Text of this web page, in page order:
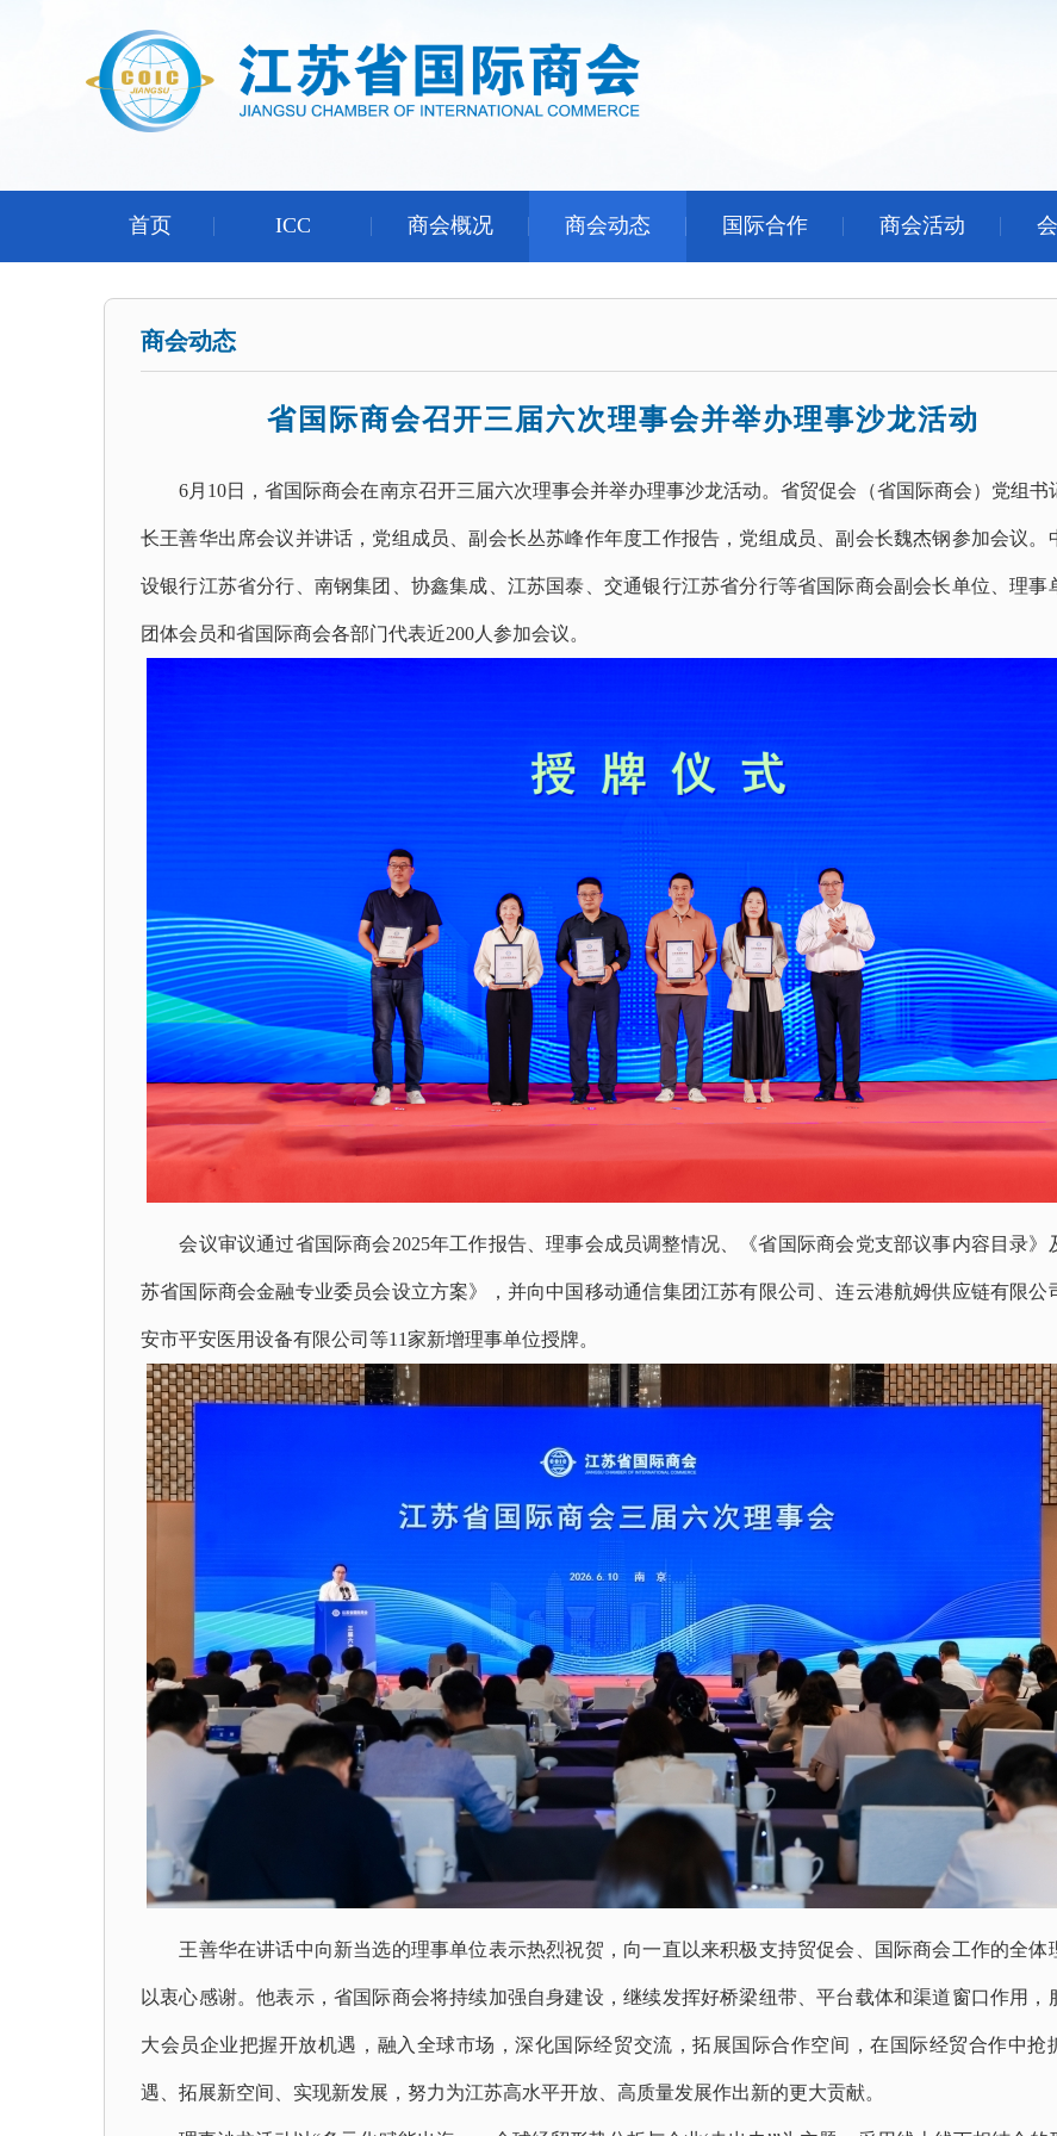
首页 ICC 商会概况 商会动态 国际合作 商会活动
商会动态
省国际商会召开三届六次理事会并举办理事沙龙活动
6月10日，省国际商会在南京召开三届六次理事会并举办理事沙龙活动。省贸促会（省国际商会）党组书
长王善华出席会议并讲话，党组成员、副会长丛苏峰作年度工作报告，党组成员、副会长魏杰钢参加会议。
设银行江苏省分行、南钢集团、协鑫集成、江苏国泰、交通银行江苏省分行等省国际商会副会长单位、理事
团体会员和省国际商会各部门代表近200人参加会议。
会议审议通过省国际商会2025年工作报告、理事会成员调整情况、《省国际商会党支部议事内容目录》
苏省国际商会金融专业委员会设立方案》，并向中国移动通信集团江苏有限公司、连云港航姆供应链有限公
安市平安医用设备有限公司等11家新增理事单位授牌。
王善华在讲话中向新当选的理事单位表示热烈祝贺，向一直以来积极支持贸促会、国际商会工作的全体
以衷心感谢。他表示，省国际商会将持续加强自身建设，继续发挥好桥梁纽带、平台载体和渠道窗口作用，
大会员企业把握开放机遇，融入全球市场，深化国际经贸交流，拓展国际合作空间，在国际经贸合作中抢
遇、拓展新空间、实现新发展，努力为江苏高水平开放、高质量发展作出新的更大贡献。